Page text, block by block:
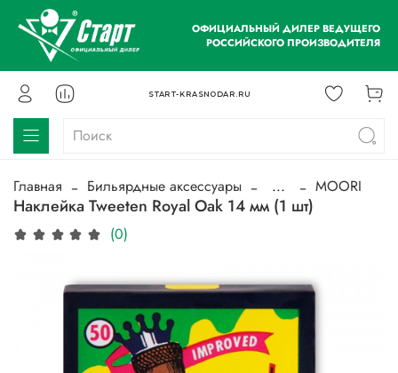
ОФИЦИАЛЬНЫЙ ДИЛЕР ВЕДУЩЕГО
РОССИЙСКОГО ПРОИЗВОДИТЕЛЯ
START-KRASNODAR.RU
Главная Бильярдные аксессуары ... MOORI
Наклейка Tweeten Royal Oak 14 мм (1 шт)
(0)